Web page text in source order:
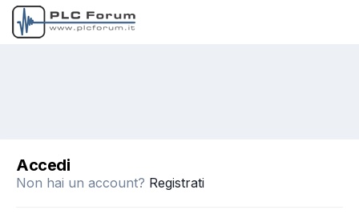
Accedi
Non hai un account? Registrati